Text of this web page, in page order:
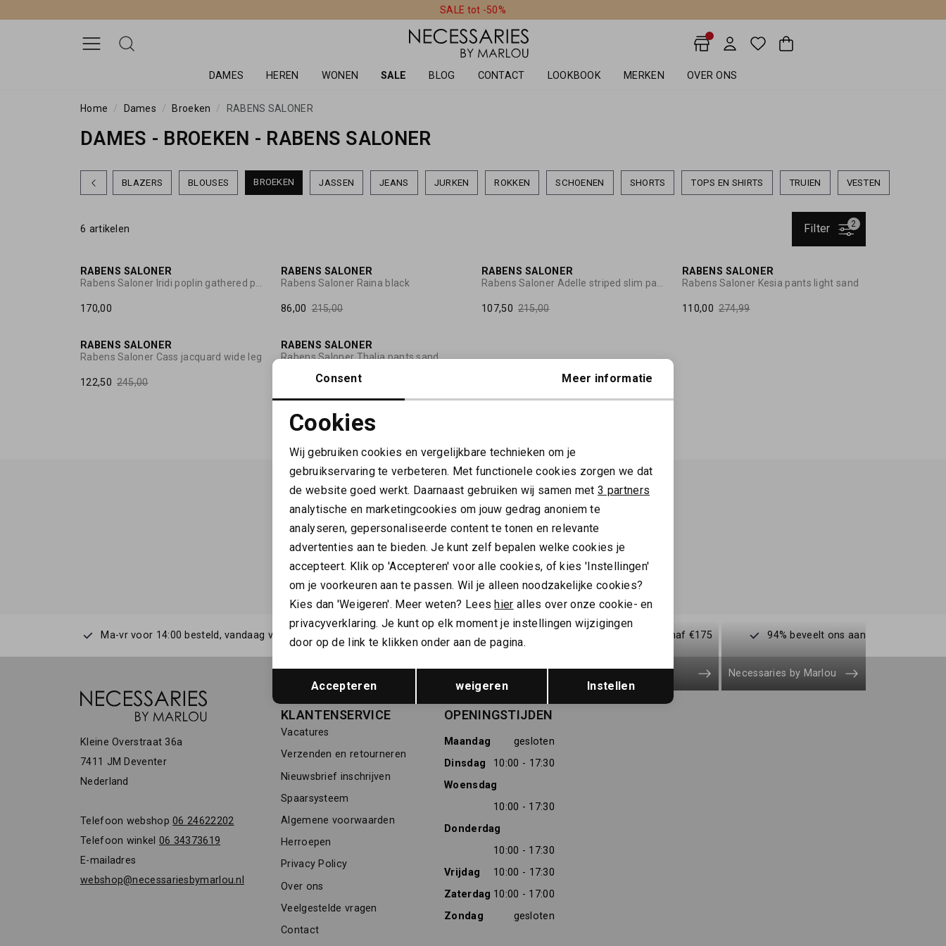
SALE tot -50%
DAMES HEREN WONEN SALE BLOG CONTACT LOOKBOOK MERKEN OVER ONS
Home Dames Broeken RABENS SALONER
DAMES - BROEKEN - RABENS SALONER
BLAZERS BLOUSES BROEKEN JASSEN JEANS JURKEN ROKKEN SCHOENEN SHORTS TOPS EN SHIRTS TRUIEN VESTEN
6 artikelen 2
Filter
RABENS SALONER
170,00
RABENS SALONER
Rabens Saloner Raina black
86,00 215,00
RABENS SALONER
107,50 215,00
RABENS SALONER
Rabens Saloner Kesia pants light sand
110,00 274,99
RABENS SALONER
Rabens Saloner Cass jacquard wide leg
122,50 245,00
RABENS SALONER
Rabens Saloner Thalia pants sand
205,00
ALTIJD ALS EERSTE OP DE HOOGTE ZIJN?
Schrijf je in en ontvang 10% korting op je 1e bestelling
AANMELDEN
Hoe we met je data omgaan? Bekijk dit in onze
privacyverklaring.
Ma-vr voor 14:00 besteld, vandaag verstuurd Meld je aan voor de nieuwsbrief Gratis verzenden vanaf €175 94% beveelt ons aan
Kleine Overstraat 36a
7411 JM Deventer
Nederland
Telefoon webshop06 24622202
Telefoon winkel 06 34373619
E-mailadres
webshop@necessariesbymarlou.nl
KLANTENSERVICE
Vacatures
Verzenden en retourneren
Nieuwsbrief inschrijven
Spaarsysteem
Algemene voorwaarden
Herroepen
Privacy Policy
Over ons
Veelgestelde vragen
Contact
OPENINGSTIJDEN
Maandag
gesloten
Dinsdag
10:00 - 17:30
Woensdag
10:00 - 17:30
Donderdag
10:00 - 17:30
Vrijdag
10:00 - 17:30
Zaterdag 10:00 - 17:00
Zondag
gesloten
Necessaries by Marlou
Noodzakelijke cookies
Analytische cookies Marketing cookies
Terug Opslaan
Consent Meer informatie
Cookies
Wij gebruiken cookies en vergelijkbare technieken om je
gebruikservaring te verbeteren. Met functionele cookies zorgen we dat
de website goed werkt. Daarnaast gebruiken wij samen met3 partners
analytische en marketingcookies om jouw gedrag anoniem te
analyseren, gepersonaliseerde content te tonen en relevante
advertenties aan te bieden. Je kunt zelf bepalen welke cookies je
accepteert. Klik op 'Accepteren' voor alle cookies, of kies 'Instellingen'
om je voorkeuren aan te passen. Wil je alleen noodzakelijke cookies?
Kies dan 'Weigeren'. Meer weten? Leeshier alles over onze cookie- en
privacyverklaring. Je kunt op elk moment je instellingen wijzigingen
door op de link te klikken onder aan de pagina.
Accepteren weigeren Instellen